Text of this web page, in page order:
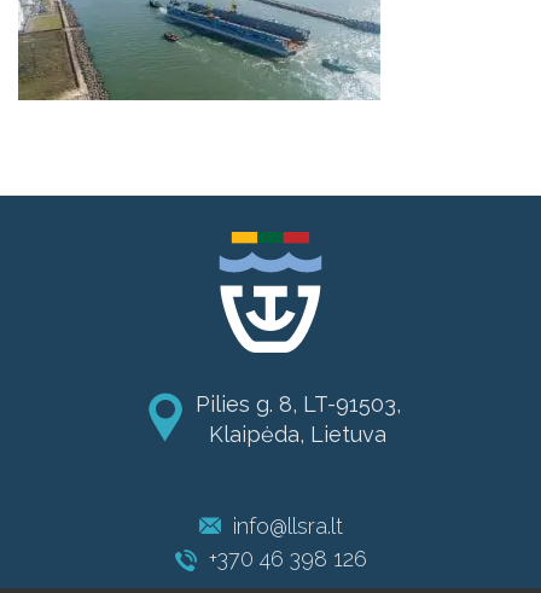
Pilies g. 8, LT-91503,
Klaipėda, Lietuva
info@llsra.lt
+370 46 398 126